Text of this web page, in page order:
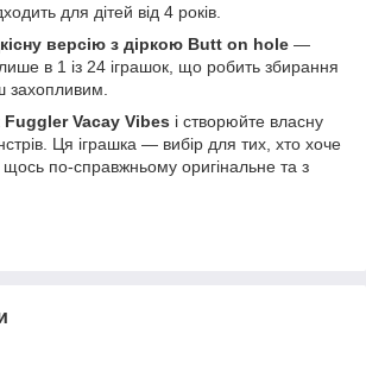
для дітей від 4 років.
версію з діркою Butt on hole —
в 1 із 24 іграшок, що робить збирання
захопливим.
Fuggler Vacay Vibes і створюйте власну
Ця іграшка — вибір для тих, хто хоче
щось по‑справжньому оригінальне та з